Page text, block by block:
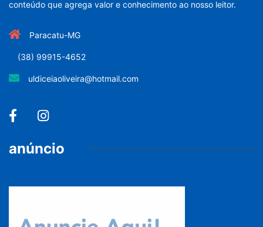
conteúdo que agrega valor e conhecimento ao nosso leitor.
Paracatu-MG
(38) 99915-4652
uldiceiaoliveira@hotmail.com
anúncio